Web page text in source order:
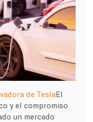
de TeslaEl
y el compromiso
un mercado